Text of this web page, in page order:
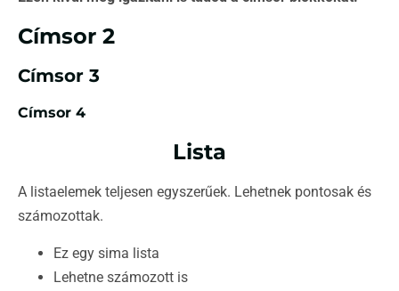
Címsor 2
Címsor 3
Címsor 4
Lista
A listaelemek teljesen egyszerűek. Lehetnek pontosak és
számozottak.
Ez egy sima lista
Lehetne számozott is